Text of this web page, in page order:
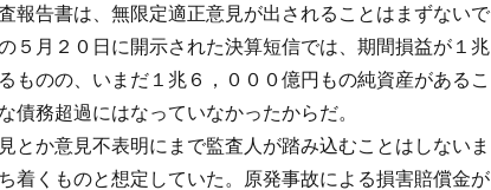
報告書は、無限定適正意見が出されることはまずないで
５月２０日に開示された決算短信では、期間損益が１兆
ものの、いまだ１兆６，０００億円もの純資産があるこ
債務超過にはなっていなかったからだ。
か意見不表明にまで監査人が踏み込むことはしないま
着くものと想定していた。原発事故による損害賠償金が